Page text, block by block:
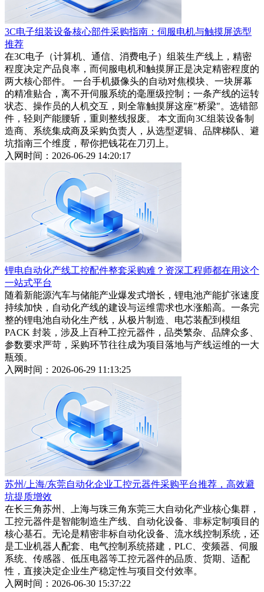
3C电子组装设备核心部件采购指南：伺服电机与触摸屏选型
推荐
在3C电子（计算机、通信、消费电子）组装生产线上，精密
程度决定产品良率，而伺服电机和触摸屏正是决定精密程度的
两大核心部件。 一台手机摄像头的自动对焦模块、一块屏幕
的精准贴合，离不开伺服系统的毫厘级控制；一条产线的运转
状态、操作员的人机交互，则全靠触摸屏这座"桥梁"。选错部
件，轻则产能腰斩，重则整线报废。 本文面向3C组装设备制
造商、系统集成商及采购负责人，从选型逻辑、品牌梯队、避
坑指南三个维度，帮你把钱花在刀刃上。
入网时间：2026-06-29 14:20:17
锂电自动化产线工控配件整套采购难？资深工程师都在用这个
一站式平台
随着新能源汽车与储能产业爆发式增长，锂电池产能扩张速度
持续加快，自动化产线的建设与运维需求也水涨船高。一条完
整的锂电池自动化生产线，从极片制造、电芯装配到模组
PACK 封装，涉及上百种工控元器件，品类繁杂、品牌众多、
参数要求严苛，采购环节往往成为项目落地与产线运维的一大
瓶颈。
入网时间：2026-06-29 11:13:25
苏州/上海/东莞自动化企业工控元器件采购平台推荐，高效避
坑提质增效
在长三角苏州、上海与珠三角东莞三大自动化产业核心集群，
工控元器件是智能制造生产线、自动化设备、非标定制项目的
核心基石。无论是精密非标自动化设备、流水线控制系统，还
是工业机器人配套、电气控制系统搭建，PLC、变频器、伺服
系统、传感器、低压电器等工控元器件的品质、货期、适配
性，直接决定企业生产稳定性与项目交付效率。
入网时间：2026-06-30 15:37:22